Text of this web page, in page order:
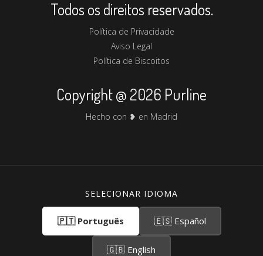
Todos os direitos reservados.
Política de Privacidade
Aviso Legal
Política de Biscoitos
Copyright @ 2026 Purline
Hecho con ❥ en Madrid
SELECIONAR IDIOMA
🇵🇹 Português 🇪🇸 Español
🇬🇧 English